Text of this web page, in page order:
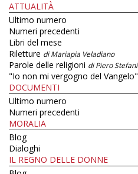
ATTUALITÀ
Ultimo numero
Numeri precedenti
Libri del mese
Riletture di Mariapia Veladiano
Parole delle religioni di Piero Stefani
"Io non mi vergogno del Vangelo"
DOCUMENTI
Ultimo numero
Numeri precedenti
MORALIA
Blog
Dialoghi
IL REGNO DELLE DONNE